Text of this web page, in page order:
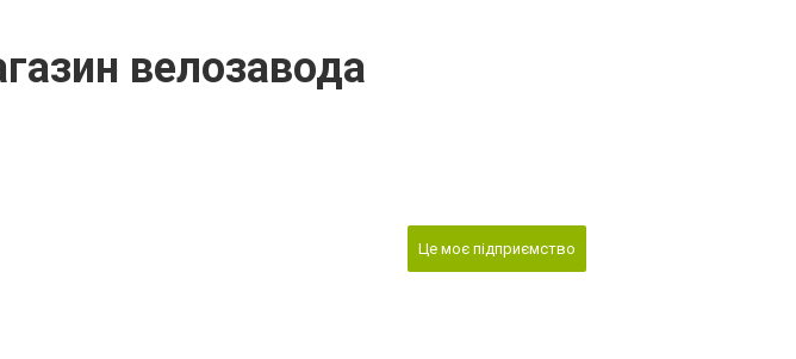
велозавода
Це моє підприємство